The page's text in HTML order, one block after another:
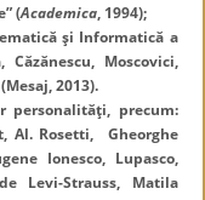
(Academica, 1994);
şi Informatică a
Moscovici,
2013).
precum:
Al. Rosetti, Gheorghe
Ionesco, Lupasco,
Levi-Strauss, Matila